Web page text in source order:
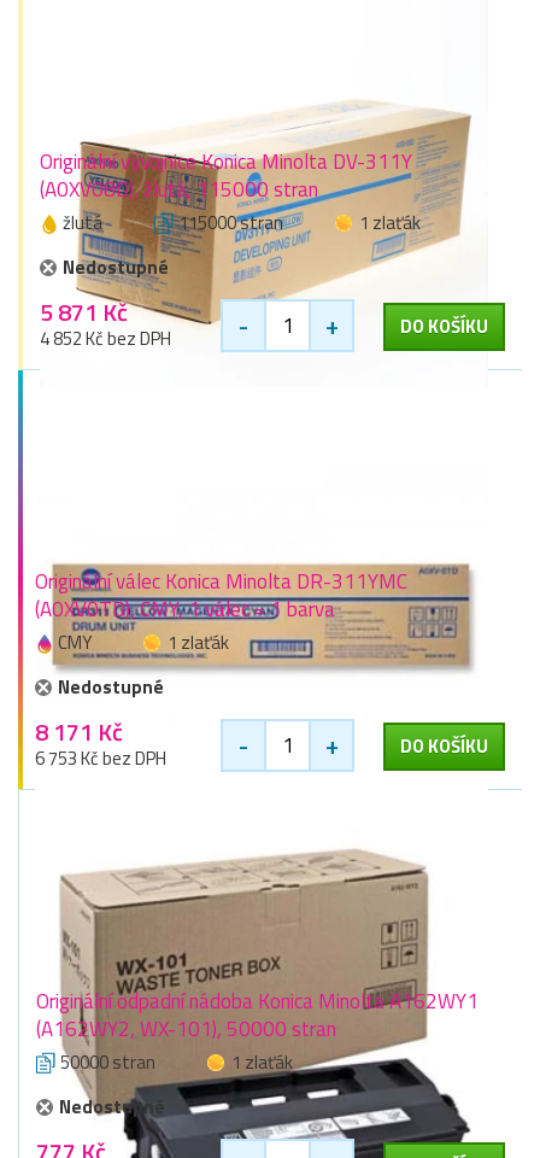
Originální vývojnice Konica Minolta DV-311Y
(A0XV08D), žlutá, 115000 stran
žlutá 115000 stran
1 zlaťák
Nedostupné
5 871 Kč
4 852 Kč bez DPH - + DO KOŠÍKU
Originální válec Konica Minolta DR-311YMC
(A0XV0TD), CMY, 1 válec = 1 barva
CMY
1 zlaťák
Nedostupné
8 171 Kč
6 753 Kč bez DPH - + DO KOŠÍKU
Originální odpadní nádoba Konica Minolta A162WY1
(A162WY2, WX-101), 50000 stran
50000 stran
1 zlaťák
Nedostupné